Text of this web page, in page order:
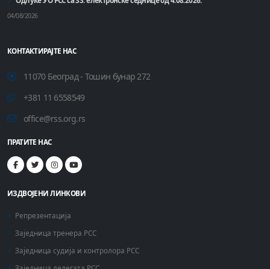
04/08/2026
КОНТАКТИРАЈТЕ НАС
11070 Београд - Тошин бунар 272
+381 11 6558549
office@rss.org.rs
ПРАТИТЕ НАС
ИЗДВОЈЕНИ ЛИНКОВИ
Репрезентација
Заједница тренера РСС
Заједница судија и контролора РСС